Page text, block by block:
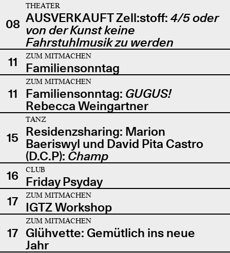
08
THEATER
AUSVERKAUFT Zell:stoff: 4/5 oder
von der Kunst keine
Fahrstuhlmusik zu werden
11
ZUM MITMACHEN
Familiensonntag
11
ZUM MITMACHEN
Familiensonntag: GUGUS!
Rebecca Weingartner
15
TANZ
Residenzsharing: Marion
Baeriswyl und David Pita Castro
(D.C.P): Champ
16
CLUB
Friday Psyday
17
ZUM MITMACHEN
IGTZ Workshop
17
ZUM MITMACHEN
Glühvette: Gemütlich ins neue
Jahr